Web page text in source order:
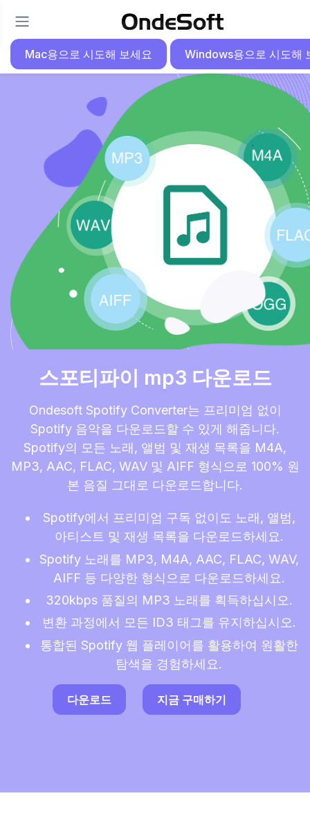
Mac용으로 시도해 보세요 Windows용으로 시도해
스포티파이 mp3 다운로드
Ondesoft Spotify Converter는 프리미엄 없이
Spotify 음악을 다운로드할 수 있게 해줍니다.
Spotify의 모든 노래, 앨범 및 재생 목록을 M4A,
MP3, AAC, FLAC, WAV 및 AIFF 형식으로 100% 원
본 음질 그대로 다운로드합니다.
Spotify에서 프리미엄 구독 없이도 노래, 앨범,
아티스트 및 재생 목록을 다운로드하세요.
Spotify 노래를 MP3, M4A, AAC, FLAC, WAV,
AIFF 등 다양한 형식으로 다운로드하세요.
320kbps 품질의 MP3 노래를 획득하십시오.
변환 과정에서 모든 ID3 태그를 유지하십시오.
통합된 Spotify 웹 플레이어를 활용하여 원활한
탐색을 경험하세요.
다운로드 지금 구매하기